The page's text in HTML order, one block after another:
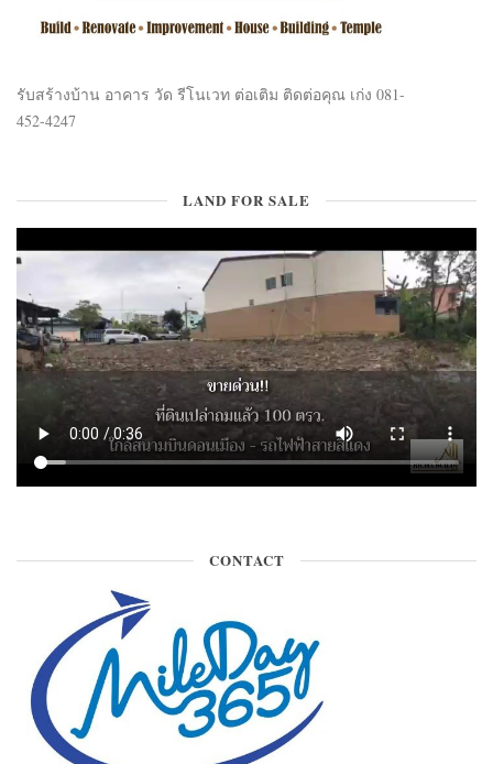
รับสร้างบ้าน อาคาร วัด รีโนเวท ต่อเติม ติดต่อคุณ เก่ง 081-
452-4247
LAND FOR SALE
CONTACT